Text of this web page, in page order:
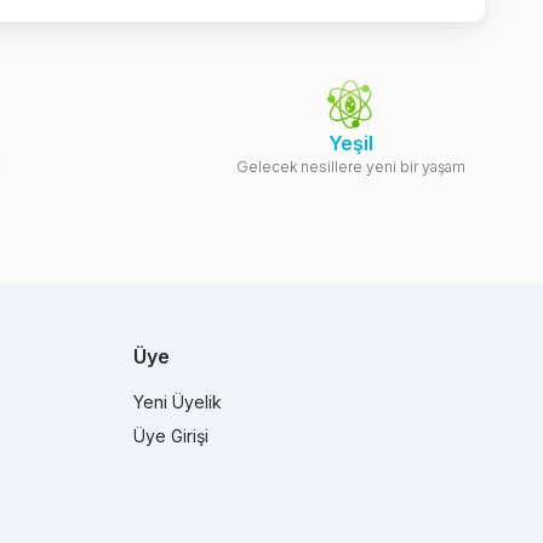
Yeşil
Gelecek nesillere yeni bir yaşam
Üye
Yeni Üyelik
Üye Girişi